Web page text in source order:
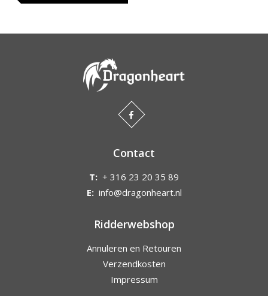
Contact
T: + 316 23 20 35 89
E: info@dragonheart.nl
Ridderwebshop
Annuleren en Retouren
Verzendkosten
Impressum